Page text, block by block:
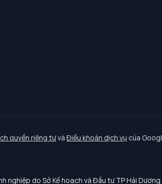
quyền riêng tưvà Điều khoản dịch vụ của
do Sở Kế hoạch và Đầu tư TP Hải